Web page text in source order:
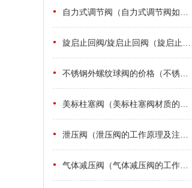
• 自力式调节阀（自力式调节阀如何调整压力的设定点）
• 旋启止回阀/旋启止回阀（旋启止回阀和升降止回阀的区别在哪里）
• 不锈钢外螺纹球阀的价格（不锈钢外螺纹球阀的价格要多少）
• 美标柱塞阀（美标柱塞阀材质的选用）
• 泄压阀（泄压阀的工作原理及注意事项）
• 气体减压阀（气体减压阀的工作原理）